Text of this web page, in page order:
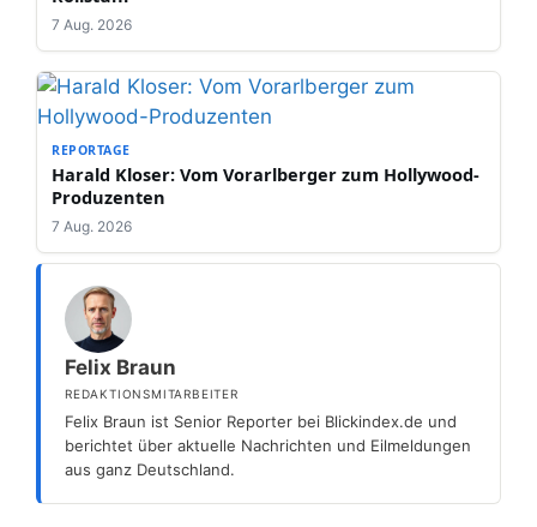
7 Aug. 2026
REPORTAGE
Harald Kloser: Vom Vorarlberger zum Hollywood-
Produzenten
7 Aug. 2026
Felix Braun
REDAKTIONSMITARBEITER
Felix Braun ist Senior Reporter bei Blickindex.de und
berichtet über aktuelle Nachrichten und Eilmeldungen
aus ganz Deutschland.